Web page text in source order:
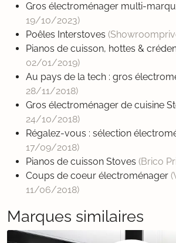
Gros électroménager multi-
19/10/2023)
Poêles Interstoves
Pianos de cuisson, hottes &
02/01/2019)
Au pays de la tech : gros
28/11/2018)
Gros électroménager de cuisine
24/10/2018)
Régalez-vous : sélection
17/09/2018)
Pianos de cuisson Stoves (Brico
Coups de coeur électroménager
11/06/2018)
Marques similaires